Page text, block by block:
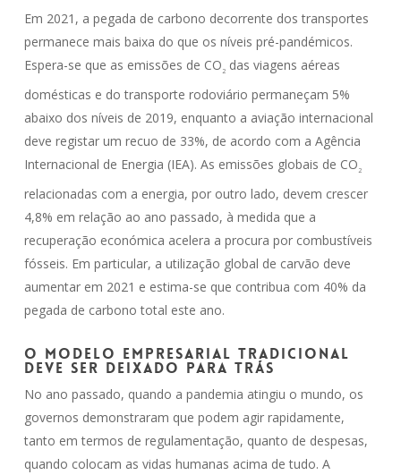
Em 2021, a pegada de carbono decorrente dos transportes
permanece mais baixa do que os níveis pré-pandémicos.
Espera-se que as emissões de CO 2das viagens aéreas
domésticas e do transporte rodoviário permaneçam 5%
abaixo dos níveis de 2019, enquanto a aviação internacional
deve registar um recuo de 33%, de acordo com a Agência
Internacional de Energia (IEA). As emissões globais de CO 2
relacionadas com a energia, por outro lado, devem crescer
4,8% em relação ao ano passado, à medida que a
recuperação económica acelera a procura por combustíveis
fósseis. Em particular, a utilização global de carvão deve
aumentar em 2021 e estima-se que contribua com 40% da
pegada de carbono total este ano.
O modelo empresarial tradicional
deve ser deixado para trás
No ano passado, quando a pandemia atingiu o mundo, os
governos demonstraram que podem agir rapidamente,
tanto em termos de regulamentação, quanto de despesas,
quando colocam as vidas humanas acima de tudo. A